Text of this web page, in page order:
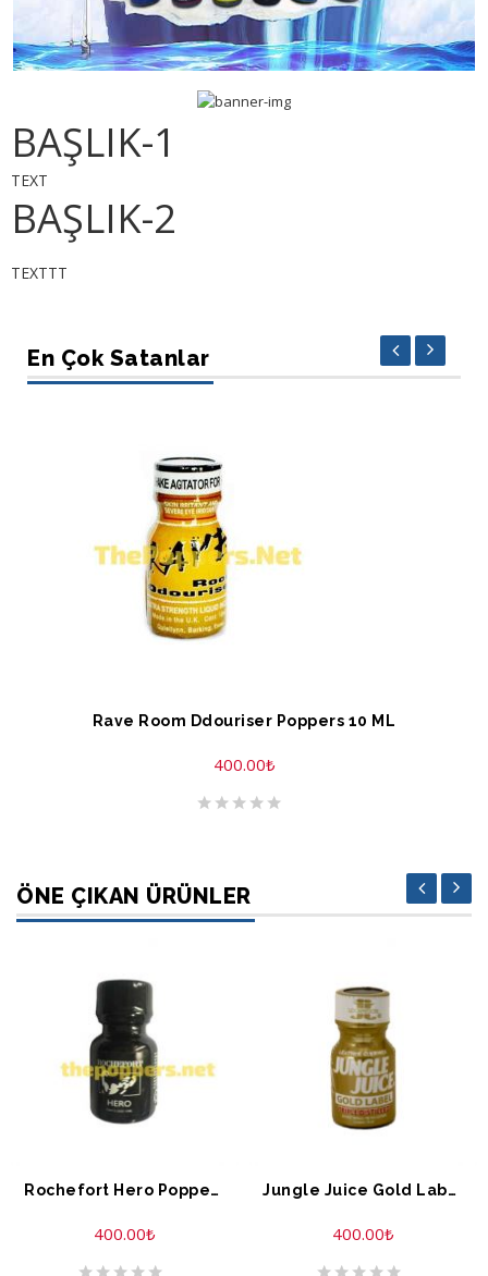
BAŞLIK-1
TEXT
BAŞLIK-2
TEXTTT
En Çok Satanlar
SEPETE EKLE
Rave Room Ddouriser Poppers 10 ML
400.00₺
ÖNE ÇIKAN ÜRÜNLER
Rochefort Hero Poppers 10 ML
400.00₺
Jungle Juice Gold Label Extreme Formule 10 ML
400.00₺